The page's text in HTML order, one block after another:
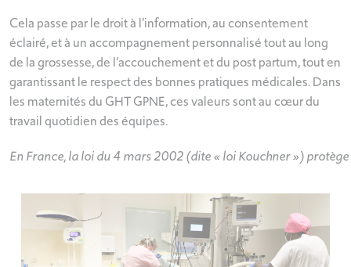
Cela passe par le droit à l’information, au consentement
éclairé, et à un accompagnement personnalisé tout au long
de la grossesse, de l’accouchement et du post partum, tout en
garantissant le respect des bonnes pratiques médicales. Dans
les maternités du GHT GPNE, ces valeurs sont au cœur du
travail quotidien des équipes.
En France, la loi du 4 mars 2002 (dite « loi Kouchner »)